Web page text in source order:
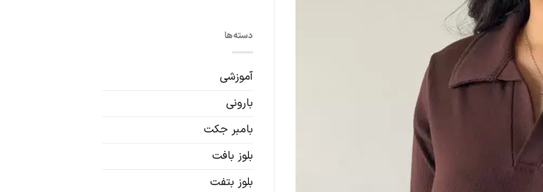
دسته‌ها
آموزشی
بارونی
بامبر جکت
بلوز بافت
بلوز بتفت